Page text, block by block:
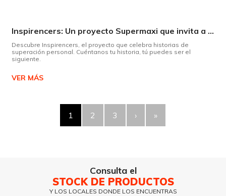
Inspirencers: Un proyecto Supermaxi que invita a ser parte del cambio.
Descubre Inspirencers, el proyecto que celebra historias de
superación personal. Cuéntanos tu historia, tú puedes ser el
siguiente.
VER MÁS
1 2 3 › »
Consulta el
STOCK DE PRODUCTOS
Y LOS LOCALES DONDE LOS ENCUENTRAS